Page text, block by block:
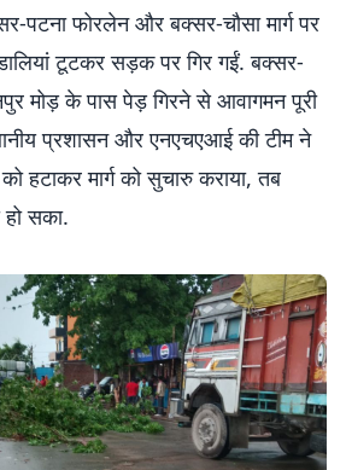
फोरलेन और बक्सर-चौसा मार्ग पर
टूटकर सड़क पर गिर गईं. बक्सर-
मोड़ के पास पेड़ गिरने से आवागमन पूरी
प्रशासन और एनएचएआई की टीम ने
हटाकर मार्ग को सुचारु कराया, तब
हो सका.